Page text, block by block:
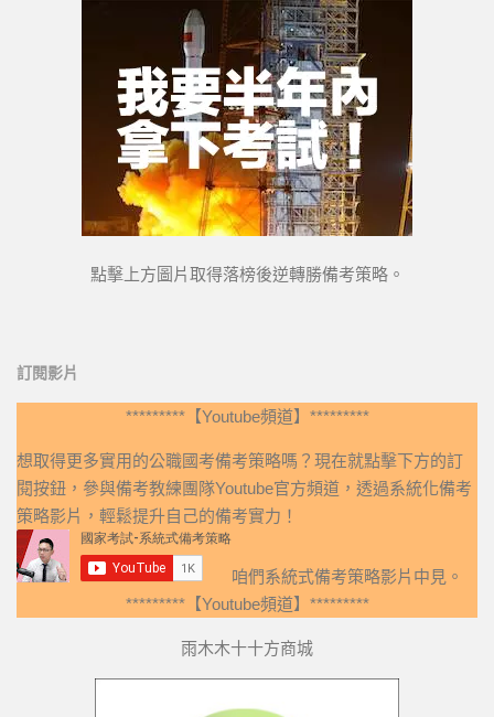
點擊上方圖片取得落榜後逆轉勝備考策略。
訂閱影片
*********【Youtube頻道】*********
想取得更多實用的公職國考備考策略嗎？現在就點擊下方的訂
閱按鈕，參與備考教練團隊Youtube官方頻道，透過系統化備考
策略影片，輕鬆提升自己的備考實力！
咱們系統式備考策略影片中見。
*********【Youtube頻道】*********
雨木木十十方商城